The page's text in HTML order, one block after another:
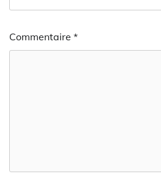
Commentaire *